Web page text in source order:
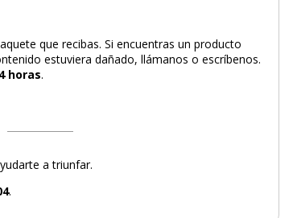
que recibas. Si encuentras un producto
estuviera dañado, llámanos o escríbenos.
horas.
a triunfar.
.